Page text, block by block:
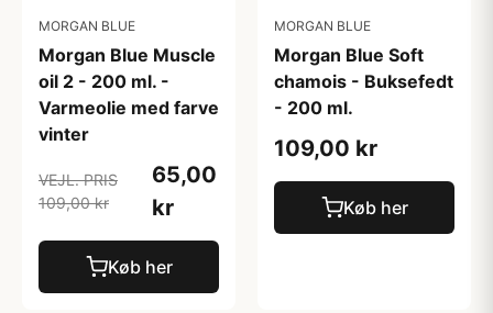
MORGAN BLUE
Morgan Blue Muscle
oil 2 - 200 ml. -
Varmeolie med farve
vinter
VEJL. PRIS
109,00 kr
65,00
kr
Køb her
MORGAN BLUE
Morgan Blue Soft
chamois - Buksefedt
- 200 ml.
109,00 kr
Køb her